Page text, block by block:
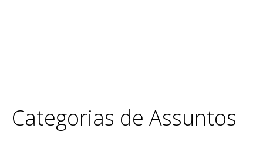
Categorias de Assuntos